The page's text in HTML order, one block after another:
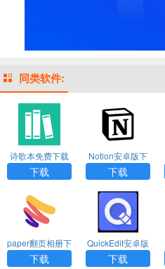
同类软件:
诗歌本免费下载
安装安卓手机版
下载
Notion安卓版下
载
下载
paper翻页相册下
载官方原版
下载
QuickEdit安卓版
下载
下载